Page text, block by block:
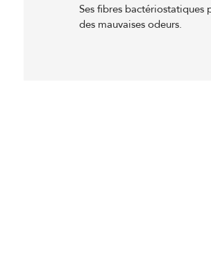
Ses fibres
des mauvaises odeurs.